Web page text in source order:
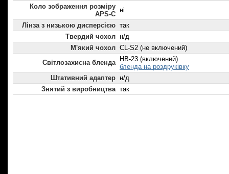
Коло зображення розміру
APS-C
ні
Лінза з низькою дисперсією так
Твердий чохол н/д
М'який чохол CL-S2 (не включений)
Світлозахисна бленда
HB-23 (включений)
бленда на роздруківку
Штативний адаптер н/д
Знятий з виробництва так